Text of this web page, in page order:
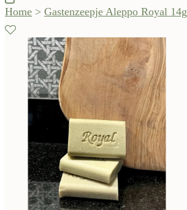
Home > Gastenzeepje Aleppo Royal 14g